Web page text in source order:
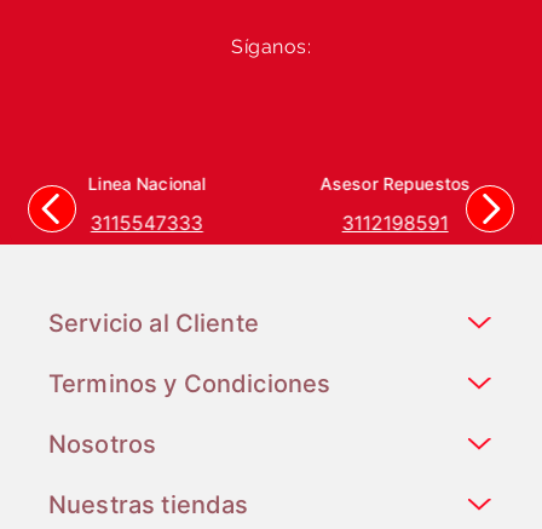
Síganos:
Linea Nacional
3115547333
Asesor Repuestos
3112198591
Servicio al Cliente
Terminos y Condiciones
Nosotros
Nuestras tiendas